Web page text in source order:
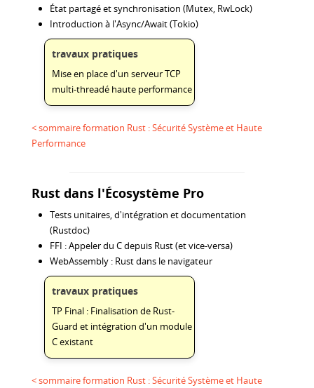
État partagé et synchronisation (Mutex, RwLock)
Introduction à l'Async/Await (Tokio)
travaux pratiques
Mise en place d'un serveur TCP
multi-threadé haute performance
< sommaire formation Rust : Sécurité Système et Haute
Performance
Rust dans l'Écosystème Pro
Tests unitaires, d'intégration et documentation
(Rustdoc)
FFI : Appeler du C depuis Rust (et vice-versa)
WebAssembly : Rust dans le navigateur
travaux pratiques
TP Final : Finalisation de Rust-
Guard et intégration d'un module
C existant
< sommaire formation Rust : Sécurité Système et Haute